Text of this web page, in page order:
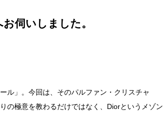
伺いしました。
ル」。今回は、そのパルファン・クリスチャ
の極意を教わるだけではなく、Diorというメゾン